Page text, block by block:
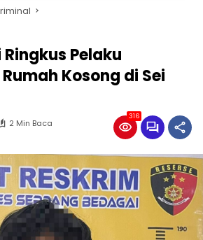
Pelaku
Kosong di Sei
2 Min Baca
316